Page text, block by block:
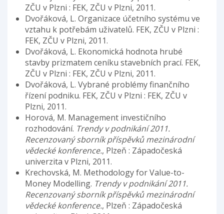
ZČU v Plzni : FEK, ZČU v Plzni, 2011.
Dvořáková, L. Organizace účetního systému ve
vztahu k potřebám uživatelů. FEK, ZČU v Plzni :
FEK, ZČU v Plzni, 2011.
Dvořáková, L. Ekonomická hodnota hrubé
stavby prizmatem ceníku stavebních prací. FEK,
ZČU v Plzni : FEK, ZČU v Plzni, 2011.
Dvořáková, L. Vybrané problémy finančního
řízení podniku. FEK, ZČU v Plzni : FEK, ZČU v
Plzni, 2011.
Horová, M. Management investičního
rozhodování. Trendy v podnikání 2011.
Recenzovaný sborník příspěvků mezinárodní
vědecké konference., Plzeň : Západočeská
univerzita v Plzni, 2011.
Krechovská, M. Methodology for Value-to-
Money Modelling. Trendy v podnikání 2011.
Recenzovaný sborník příspěvků mezinárodní
vědecké konference., Plzeň : Západočeská